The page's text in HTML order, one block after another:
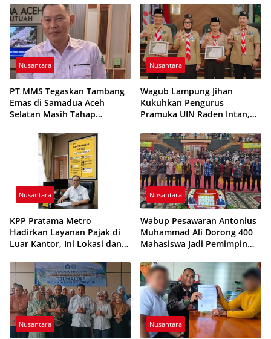
Nusantara
PT MMS Tegaskan Tambang
Emas di Samadua Aceh
Selatan Masih Tahap
Nusantara
Wagub Lampung Jihan
Kukuhkan Pengurus
Pramuka UIN Raden Intan,
Karakter Generasi Muda
Nusantara
KPP Pratama Metro
Hadirkan Layanan Pajak di
Luar Kantor, Ini Lokasi dan
Nusantara
Wabup Pesawaran Antonius
Muhammad Ali Dorong 400
Mahasiswa Jadi Pemimpin
Nusantara Nusantara